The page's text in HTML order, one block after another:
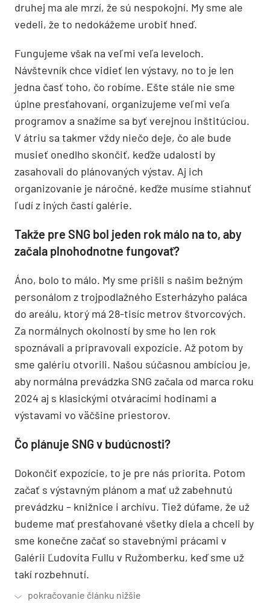
druhej ma ale mrzí, že sú nespokojní. My sme ale
vedeli, že to nedokážeme urobiť hneď.
Fungujeme však na veľmi veľa leveloch.
Návštevník chce vidieť len výstavy, no to je len
jedna časť toho, čo robíme. Ešte stále nie sme
úplne presťahovaní, organizujeme veľmi veľa
programov a snažíme sa byť verejnou inštitúciou.
V átriu sa takmer vždy niečo deje, čo ale bude
musieť onedlho skončiť, keďže udalosti by
zasahovali do plánovaných výstav. Aj ich
organizovanie je náročné, keďže musíme stiahnuť
ľudí z iných častí galérie.
Takže pre SNG bol jeden rok málo na to, aby
začala plnohodnotne fungovať?
Áno, bolo to málo. My sme prišli s našim bežným
personálom z trojpodlažného Esterházyho paláca
do areálu, ktorý má 28-tisíc metrov štvorcových.
Za normálnych okolností by sme ho len rok
spoznávali a pripravovali expozície. Až potom by
sme galériu otvorili. Našou súčasnou ambíciou je,
aby normálna prevádzka SNG začala od marca roku
2024 aj s klasickými otváracími hodinami a
výstavami vo väčšine priestorov.
Čo plánuje SNG v budúcnosti?
Dokončiť expozície, to je pre nás priorita. Potom
začať s výstavným plánom a mať už zabehnutú
prevádzku – knižnice i archívu. Tiež dúfame, že už
budeme mať presťahované všetky diela a chceli by
sme konečne začať so stavebnými prácami v
Galérii Ľudovíta Fullu v Ružomberku, keď sme už
takí rozbehnutí.